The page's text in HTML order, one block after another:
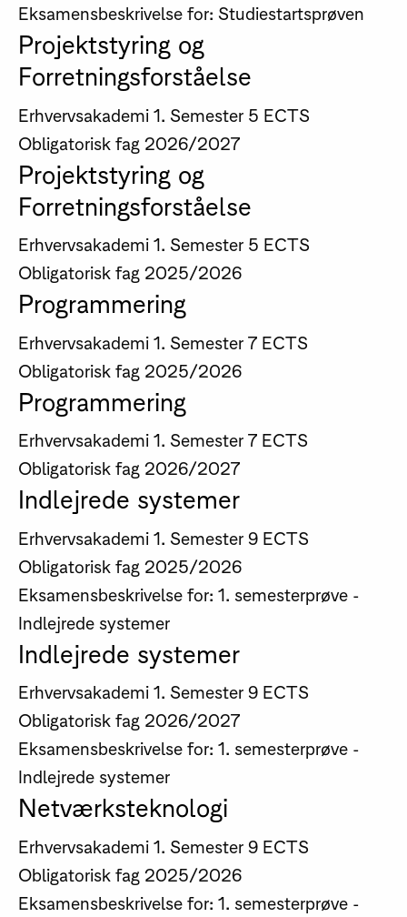
Eksamensbeskrivelse for: Studiestartsprøven
Projektstyring og
Forretningsforståelse
Erhvervsakademi 1. Semester 5 ECTS
Obligatorisk fag 2026/2027
Projektstyring og
Forretningsforståelse
Erhvervsakademi 1. Semester 5 ECTS
Obligatorisk fag 2025/2026
Programmering
Erhvervsakademi 1. Semester 7 ECTS
Obligatorisk fag 2025/2026
Programmering
Erhvervsakademi 1. Semester 7 ECTS
Obligatorisk fag 2026/2027
Indlejrede systemer
Erhvervsakademi 1. Semester 9 ECTS
Obligatorisk fag 2025/2026
Eksamensbeskrivelse for: 1. semesterprøve -
Indlejrede systemer
Indlejrede systemer
Erhvervsakademi 1. Semester 9 ECTS
Obligatorisk fag 2026/2027
Eksamensbeskrivelse for: 1. semesterprøve -
Indlejrede systemer
Netværksteknologi
Erhvervsakademi 1. Semester 9 ECTS
Obligatorisk fag 2025/2026
Eksamensbeskrivelse for: 1. semesterprøve -